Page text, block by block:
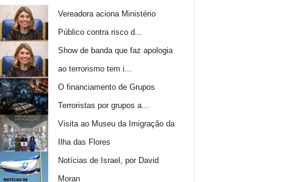
Vereadora aciona Ministério
Público contra risco d...
Show de banda que faz apologia
ao terrorismo tem i...
O financiamento de Grupos
Terroristas por grupos a...
Visita ao Museu da Imigração da
Ilha das Flores
Notícias de Israel, por David
Moran